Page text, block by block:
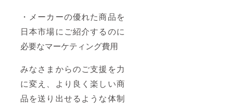
・メーカーの優れた商品を
日本市場にご紹介するのに
必要なマーケティング費用
みなさまからのご支援を力
に変え、より良く楽しい商
品を送り出せるような体制